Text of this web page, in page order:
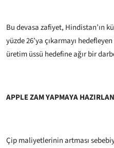
Bu devasa zafiyet, Hindistan’ın
yüzde 26’ya çıkarmayı
üretim üssü hedefine ağır bir
APPLE ZAM YAPMAYA
Çip maliyetlerinin artması